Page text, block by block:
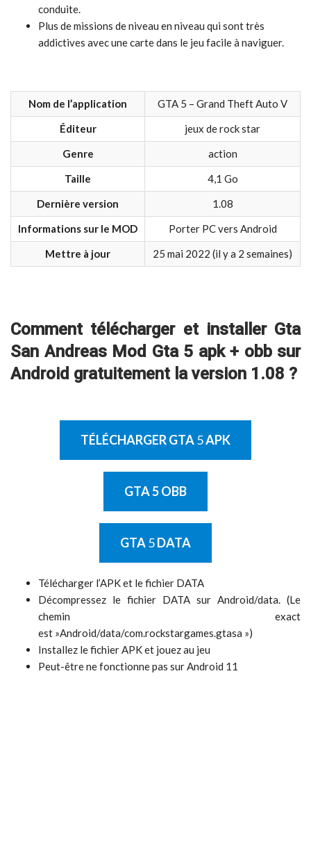
conduite.
Plus de missions de niveau en niveau qui sont très
addictives avec une carte dans le jeu facile à naviguer.
Nom de l’application
GTA 5 – Grand Theft Auto V
Éditeur
jeux de rock star
Genre
action
Taille
4,1 Go
Dernière version
1.08
Informations sur le MOD
Porter PC vers Android
Mettre à jour
25 mai 2022 (il y a 2 semaines)
Comment télécharger et installer Gta
San Andreas Mod Gta 5 apk + obb sur
Android gratuitement la version 1.08 ?
TÉLÉCHARGER GTA5APK
GTA5 OBB
GTA5DATA
Télécharger l’APK et le fichier DATA
Décompressez le fichier DATA sur Android/data. (Le
chemin exact
est »Android/data/com.rockstargames.gtasa »)
Installez le fichier APK et jouez au jeu
Peut-être ne fonctionne pas sur Android 11